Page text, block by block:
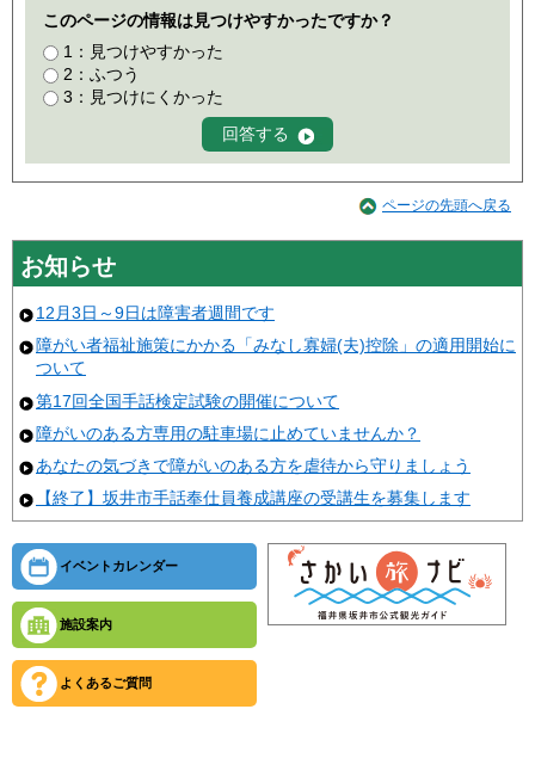
このページの情報は見つけやすかったですか？
1：見つけやすかった
2：ふつう
3：見つけにくかった
ページの先頭へ戻る
お知らせ
12月3日～9日は障害者週間です
障がい者福祉施策にかかる「みなし寡婦(夫)控除」の適用開始に
ついて
第17回全国手話検定試験の開催について
障がいのある方専用の駐車場に止めていませんか？
あなたの気づきで障がいのある方を虐待から守りましょう
【終了】坂井市手話奉仕員養成講座の受講生を募集します
イベントカレンダー
施設案内
よくあるご質問